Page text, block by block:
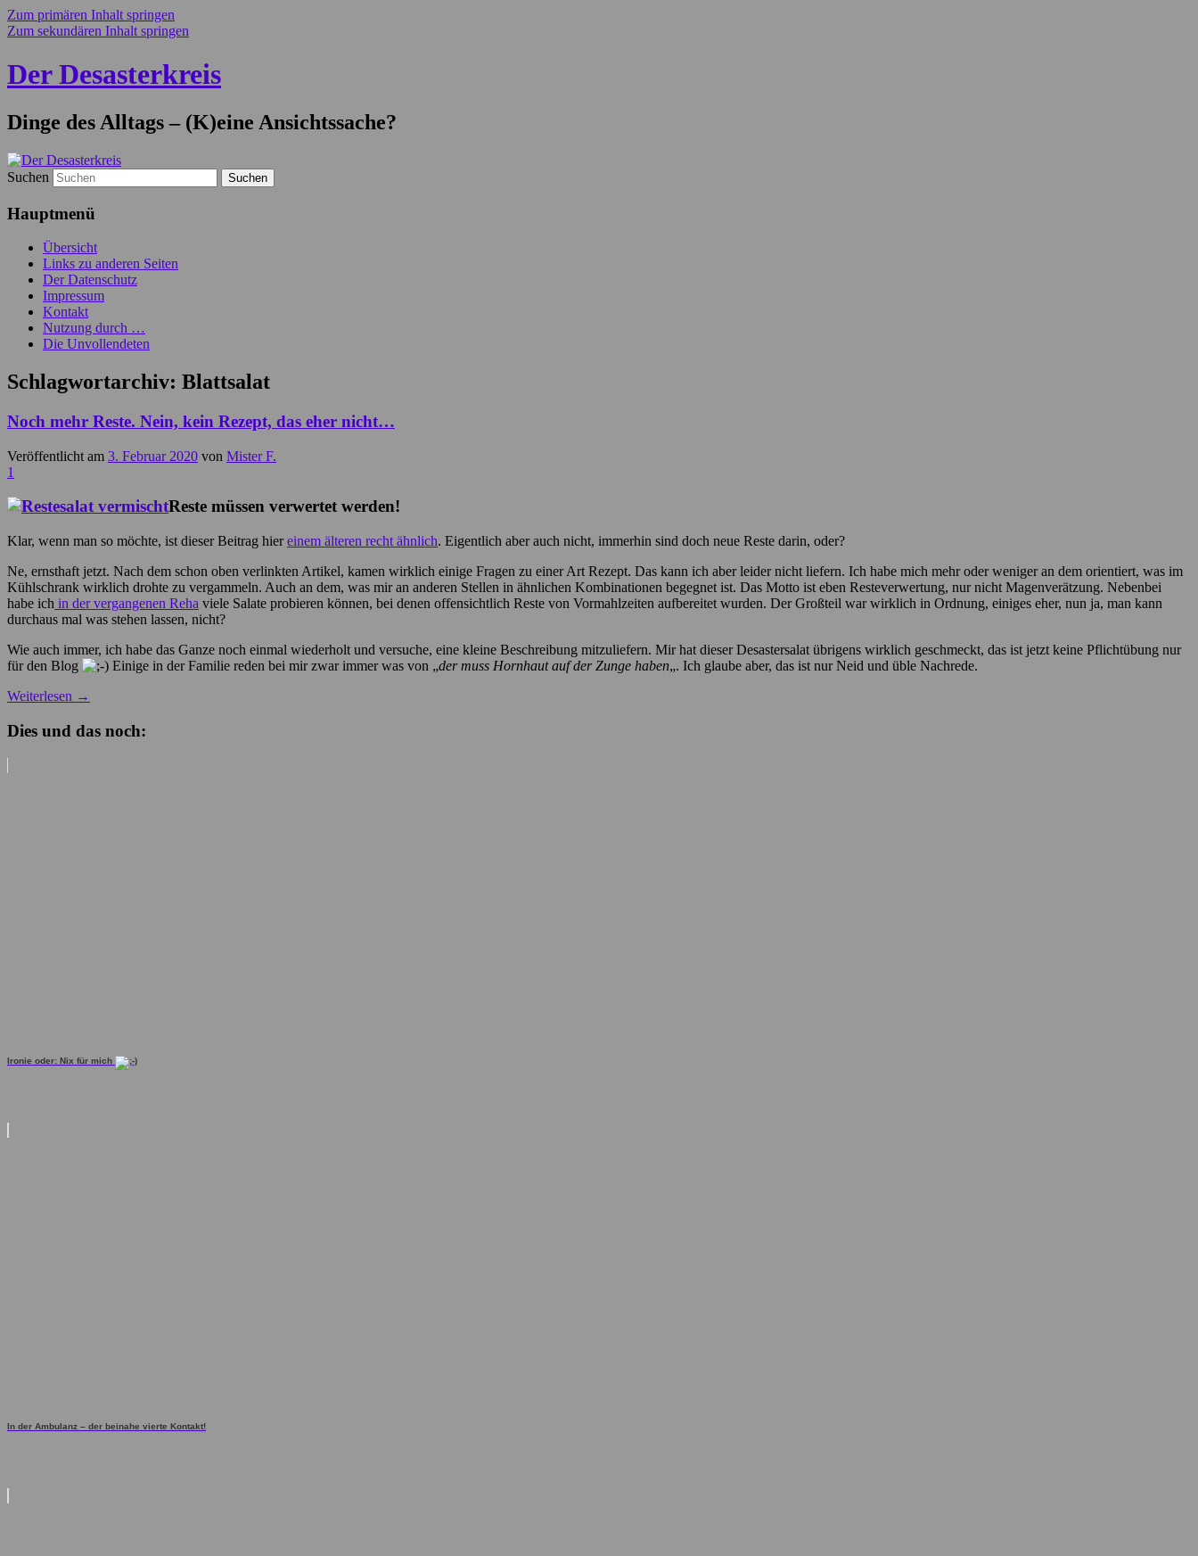
Zum primären Inhalt springen
Zum sekundären Inhalt springen
Der Desasterkreis
Dinge des Alltags – (K)eine Ansichtssache?
Suchen
Hauptmenü
Übersicht
Links zu anderen Seiten
Der Datenschutz
Impressum
Kontakt
Nutzung durch …
Die Unvollendeten
Schlagwortarchiv: Blattsalat
Noch mehr Reste. Nein, kein Rezept, das eher nicht…
Veröffentlicht am 3. Februar 2020 von Mister F.
1
Reste müssen verwertet werden!
Klar, wenn man so möchte, ist dieser Beitrag hiereinem älteren recht ähnlich. Eigentlich aber auch nicht, immerhin sind doch neue Reste darin, oder?
Ne, ernsthaft jetzt. Nach dem schon oben verlinkten Artikel, kamen wirklich einige Fragen zu einer Art Rezept. Das kann ich aber leider nicht liefern. Ich habe mich mehr oder weniger an dem orientiert, was im
Kühlschrank wirklich drohte zu vergammeln. Auch an dem, was mir an anderen Stellen in ähnlichen Kombinationen begegnet ist. Das Motto ist eben Resteverwertung, nur nicht Magenverätzung. Nebenbei
habe ich in der vergangenen Reha viele Salate probieren können, bei denen offensichtlich Reste von Vormahlzeiten aufbereitet wurden. Der Großteil war wirklich in Ordnung, einiges eher, nun ja, man kann
durchaus mal was stehen lassen, nicht?
Wie auch immer, ich habe das Ganze noch einmal wiederholt und versuche, eine kleine Beschreibung mitzuliefern. Mir hat dieser Desastersalat übrigens wirklich geschmeckt, das ist jetzt keine Pflichtübung nur
für den Blog
Einige in der Familie reden bei mir zwar immer was von „der muss Hornhaut auf der Zunge haben„. Ich glaube aber, das ist nur Neid und üble Nachrede.
Weiterlesen →
Dies und das noch:
Ironie oder: Nix für mich
In der Ambulanz – der beinahe vierte Kontakt!